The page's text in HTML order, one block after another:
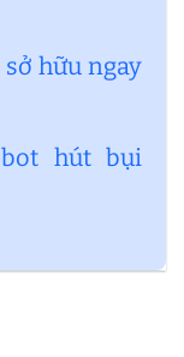
hữu ngay
hút bụi